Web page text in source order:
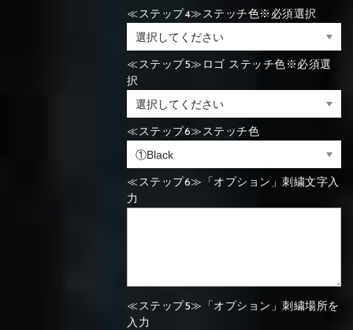
⑭Caramel ⑮Wine red
⑰Silver ⑱Green
⑳Purple ㉑Violet
⑰Silver ⑱Green
≪ステップ4≫ステッチ色※必須選択
≪ステップ5≫ロゴ ステッチ色※必須選
択
≪ステップ6≫ステッチ色
≪ステップ6≫「オプション」刺繍文字入
力
≪ステップ5≫「オプション」刺繍場所を
入力